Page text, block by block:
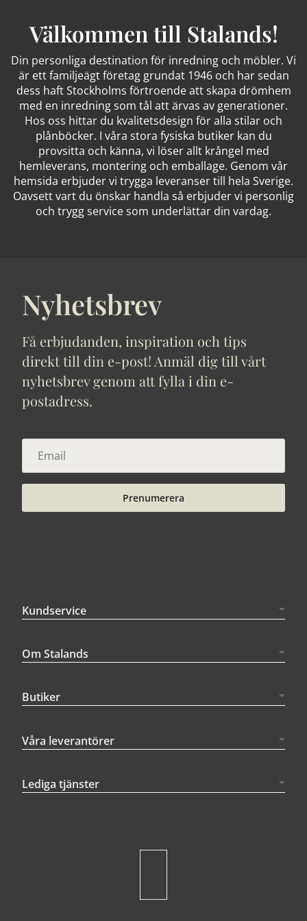
Välkommen till Stalands!
Din personliga destination för inredning och möbler. Vi
är ett familjeägt företag grundat 1946 och har sedan
dess haft Stockholms förtroende att skapa drömhem
med en inredning som tål att ärvas av generationer.
Hos oss hittar du kvalitetsdesign för alla stilar och
plånböcker. I våra stora fysiska butiker kan du
provsitta och känna, vi löser allt krångel med
hemleverans, montering och emballage. Genom vår
hemsida erbjuder vi trygga leveranser till hela Sverige.
Oavsett vart du önskar handla så erbjuder vi personlig
och trygg service som underlättar din vardag.
Nyhetsbrev
Få erbjudanden, inspiration och tips
direkt till din e-post! Anmäl dig till vårt
nyhetsbrev genom att fylla i din e-
postadress.
Prenumerera
Kundservice
Om Stalands
Butiker
Våra leverantörer
Lediga tjänster